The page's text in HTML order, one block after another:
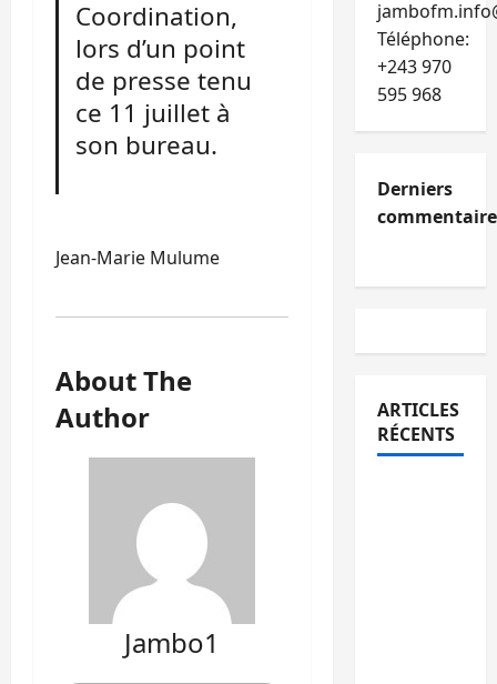
Coordination,
lors d’un point
de presse tenu
ce 11 juillet à
son bureau.
Jean-Marie Mulume
About The
Author
Jambo1
Téléphone:
+243 970
595 968
Derniers
ARTICLES
RÉCENTS